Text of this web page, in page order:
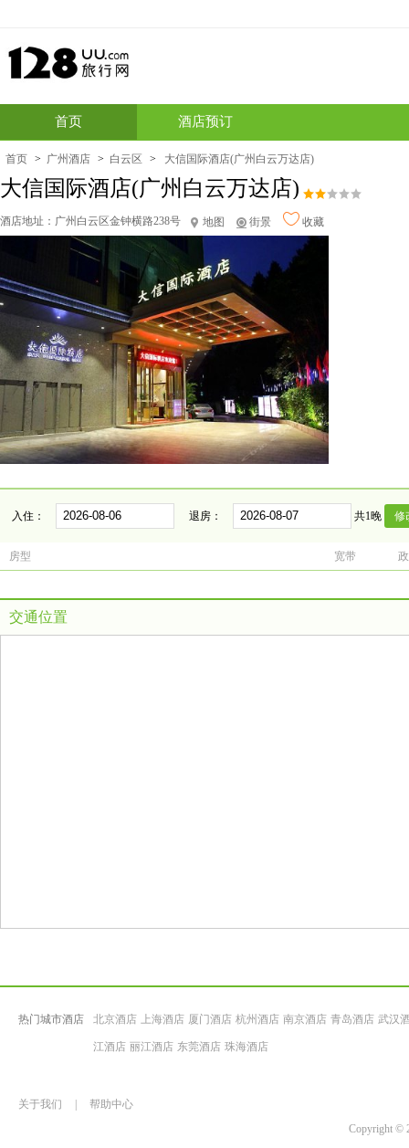
首页 酒店预订
首页 > 广州酒店 > 白云区 > 大信国际酒店(广州白云万达店)
大信国际酒店(广州白云万达店)
酒店地址： 广州白云区金钟横路238号 地图 街景 收藏
入住： 退房： 共1晚
房型 宽带
交通位置
热门城市酒店 北京酒店 上海酒店 厦门酒店 杭州酒店 南京酒店 青岛酒店 武汉
江酒店 丽江酒店 东莞酒店 珠海酒店
关于我们
帮助中心
Copyright ©